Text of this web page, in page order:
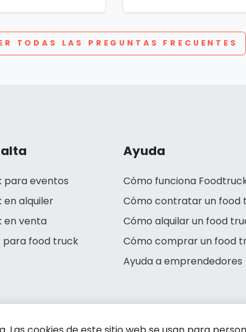
TODAS LAS PREGUNTAS FRECUENTES
alta
para eventos
en alquiler
en venta
para food truck
Ayuda
Cómo funciona
Cómo contratar un food
Cómo alquilar un food
Cómo comprar un food
Ayuda a emprendedores